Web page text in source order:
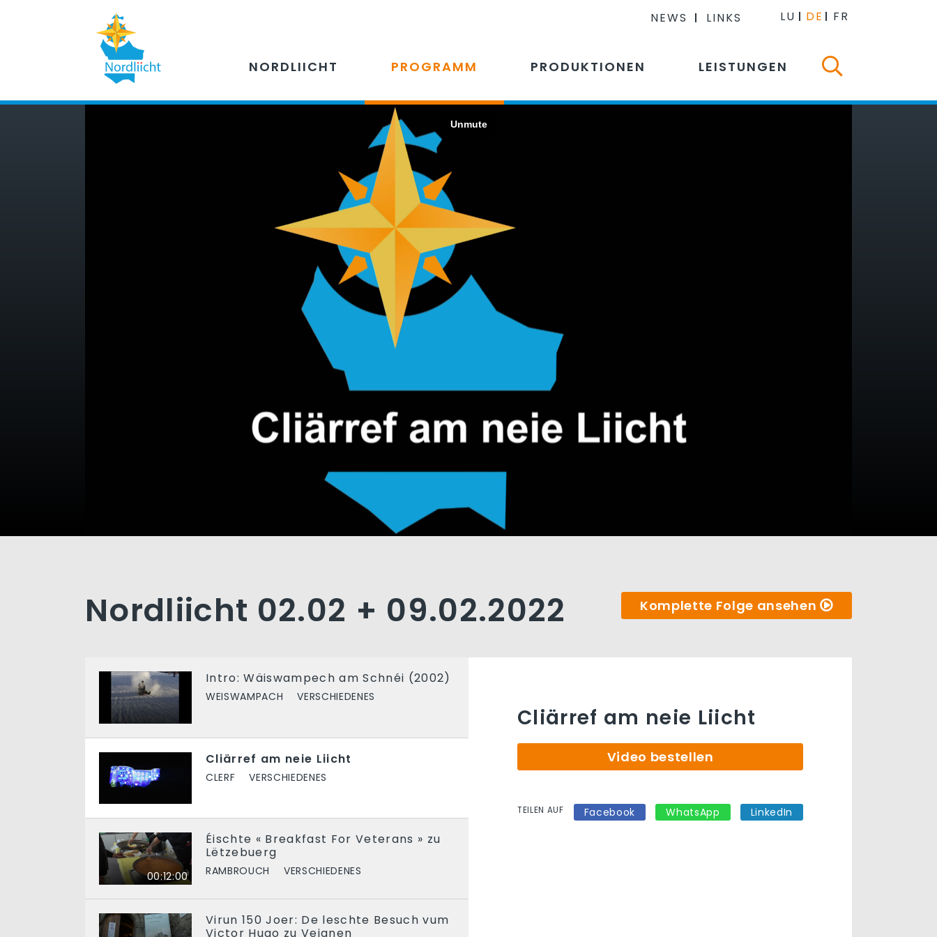
NEWS LINKS LU DE FR
NORDLIICHT PROGRAMM PRODUKTIONEN LEISTUNGEN
Nordliicht 02.02 + 09.02.2022 Komplette Folge ansehen
Intro: Wäiswampech am Schnéi (2002)
WEISWAMPACH VERSCHIEDENES
Cliärref am neie Liicht
CLERF VERSCHIEDENES
00:12:00
Éischte « Breakfast For Veterans » zu
Lëtzebuerg
RAMBROUCH VERSCHIEDENES
Virun 150 Joer: De leschte Besuch vum
Victor Hugo zu Veianen
Cliärref am neie Liicht
Video bestellen
TEILEN AUF Facebook WhatsApp LinkedIn